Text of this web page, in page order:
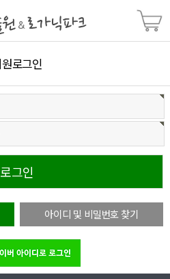
로그인
아이디 및 비밀번호 찾기